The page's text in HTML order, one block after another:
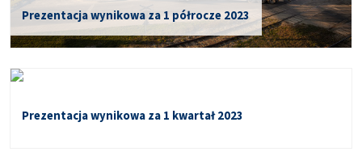
Prezentacja wynikowa za 1 półrocze 2023
Prezentacja wynikowa za 1 kwartał 2023